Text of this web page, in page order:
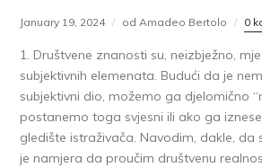
January 19, 2024 od Amadeo Bertolo 0
1. Društvene znanosti su, neizbježno,
subjektivnih elemenata. Budući da je
subjektivni dio, možemo ga djelomično
postanemo toga svjesni ili ako ga
gledište istraživača. Navodim, dakle, da
je namjera da proučim društvenu